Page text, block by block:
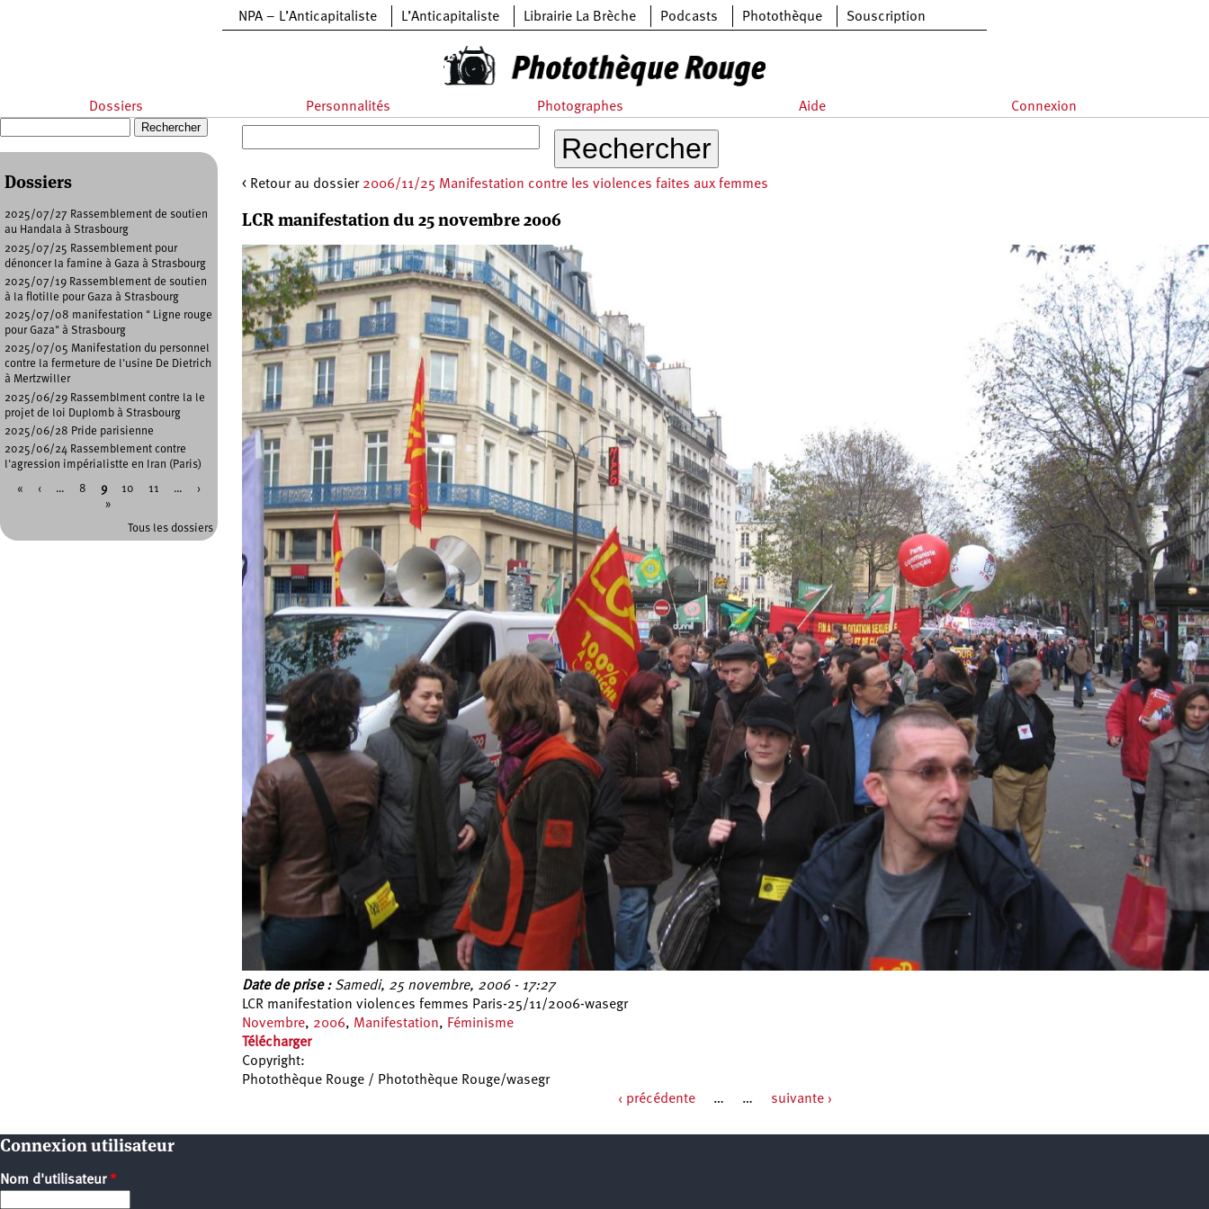
NPA – L’Anticapitaliste L’Anticapitaliste Librairie La Brèche Podcasts Photothèque Souscription
Dossiers Personnalités Photographes Aide Connexion
< Retour au dossier 2006/11/25 Manifestation contre les violences faites aux femmes
LCR manifestation du 25 novembre 2006
Date de prise : Samedi, 25 novembre, 2006 - 17:27
LCR manifestation violences femmes Paris-25/11/2006-wasegr
Novembre, 2006, Manifestation, Féminisme
Télécharger
Copyright:
Photothèque Rouge / Photothèque Rouge/wasegr
‹ précédente … … suivante ›
Formulaire de recherche
Dossiers
2025/07/27 Rassemblement de soutien
au Handala à Strasbourg
2025/07/25 Rassemblement pour
dénoncer la famine à Gaza à Strasbourg
2025/07/19 Rassemblement de soutien
à la flotille pour Gaza à Strasbourg
2025/07/08 manifestation " Ligne rouge
pour Gaza" à Strasbourg
2025/07/05 Manifestation du personnel
contre la fermeture de l'usine De Dietrich
à Mertzwiller
2025/06/29 Rassemblment contre la le
projet de loi Duplomb à Strasbourg
2025/06/28 Pride parisienne
2025/06/24 Rassemblement contre
l'agression impérialistte en Iran (Paris)
« ‹ … 8 9 10 11 …
›
»
Tous les dossiers
Connexion utilisateur
Nom d'utilisateur*